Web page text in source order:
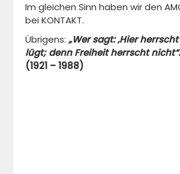
Im gleichen Sinn haben wir den
bei KONTAKT.
Übrigens: „Wer sagt: ‚Hier
lügt; denn Freiheit herrscht nicht“.
(1921 – 1988)